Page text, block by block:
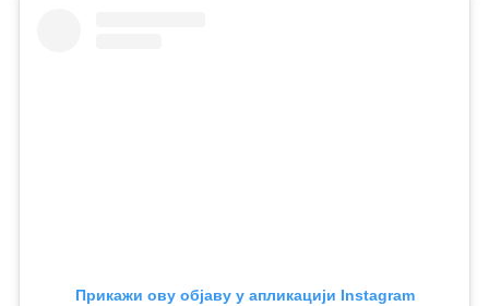
Прикажи ову објаву у апликацији Instagram